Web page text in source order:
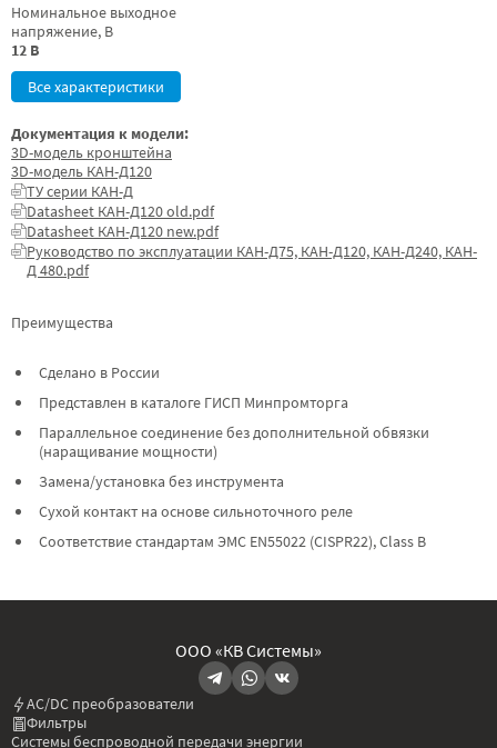
Номинальное выходное
напряжение, В
12 В
Все характеристики
Преимущества
Сделано в России
Представлен в каталоге ГИСП Минпромторга
Параллельное соединение без дополнительной обвязки
(наращивание мощности)
Замена/установка без инструмента
Сухой контакт на основе сильноточного реле
Соответствие стандартам ЭМС EN55022 (CISPR22), Class B
Документация к модели:
3D-модель кронштейна
3D-модель КАН-Д120
ТУ серии КАН-Д
Datasheet КАН-Д120 old.pdf
Datasheet КАН-Д120 new.pdf
Руководство по эксплуатации КАН-Д75, КАН-Д120, КАН-Д240, КАН-
Д 480.pdf
ООО «КВ Системы»
AC/DC преобразователи
Фильтры
Системы беспроводной передачи энергии